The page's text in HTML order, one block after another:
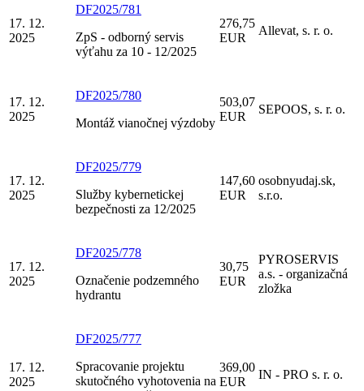
17. 12.
2025
DF2025/781
ZpS - odborný servis
výťahu za 10 - 12/2025
276,75
EUR
Allevat, s. r. o.
17. 12.
2025
DF2025/780
Montáž vianočnej výzdoby
503,07
EUR
SEPOOS, s. r. o.
17. 12.
2025
DF2025/779
Služby kybernetickej
bezpečnosti za 12/2025
147,60
EUR
osobnyudaj.sk,
s.r.o.
17. 12.
2025
DF2025/778
Označenie podzemného
hydrantu
30,75
EUR
PYROSERVIS
a.s. - organizačná
zložka
17. 12.
2025
DF2025/777
Spracovanie projektu
skutočného vyhotovenia na
369,00
EUR
IN - PRO s. r. o.